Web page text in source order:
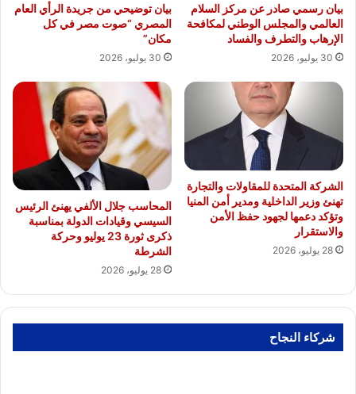
بيان رسمي صادر عن مركز السلام
العالمي والمجلس الوطني لمكافحة
الإرهاب والتطرف والفساد
30 يوليو، 2026
بيان توضيحي من جريدة الرأي العام
المصري “صوت مصر في كل
مكان”
30 يوليو، 2026
الشركة المتحدة للمقاولات والتجارة
تهنئ وزير الداخلية ومدير أمن المنيا
وتؤكد دعمها لجهود حفظ الأمن
والاستقرار
28 يوليو، 2026
المحاسب جلال الألفي يهنئ الرئيس
السيسي وقيادات الدولة بمناسبة
ذكرى ثورة 23 يوليو وحركة
الشرطة
28 يوليو، 2026
شركاء النجاح